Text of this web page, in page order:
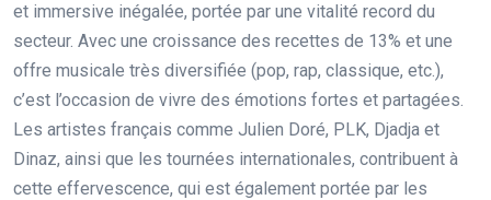
et immersive inégalée, portée par une vitalité record du
secteur. Avec une croissance des recettes de 13% et une
offre musicale très diversifiée (pop, rap, classique, etc.),
c’est l’occasion de vivre des émotions fortes et partagées.
Les artistes français comme Julien Doré, PLK, Djadja et
Dinaz, ainsi que les tournées internationales, contribuent à
cette effervescence, qui est également portée par les